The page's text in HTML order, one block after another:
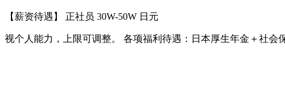
【薪资待遇】 正社员 30W-50W 日元
视个人能力，上限可调整。 各项福利待遇：日本厚生年金＋社会